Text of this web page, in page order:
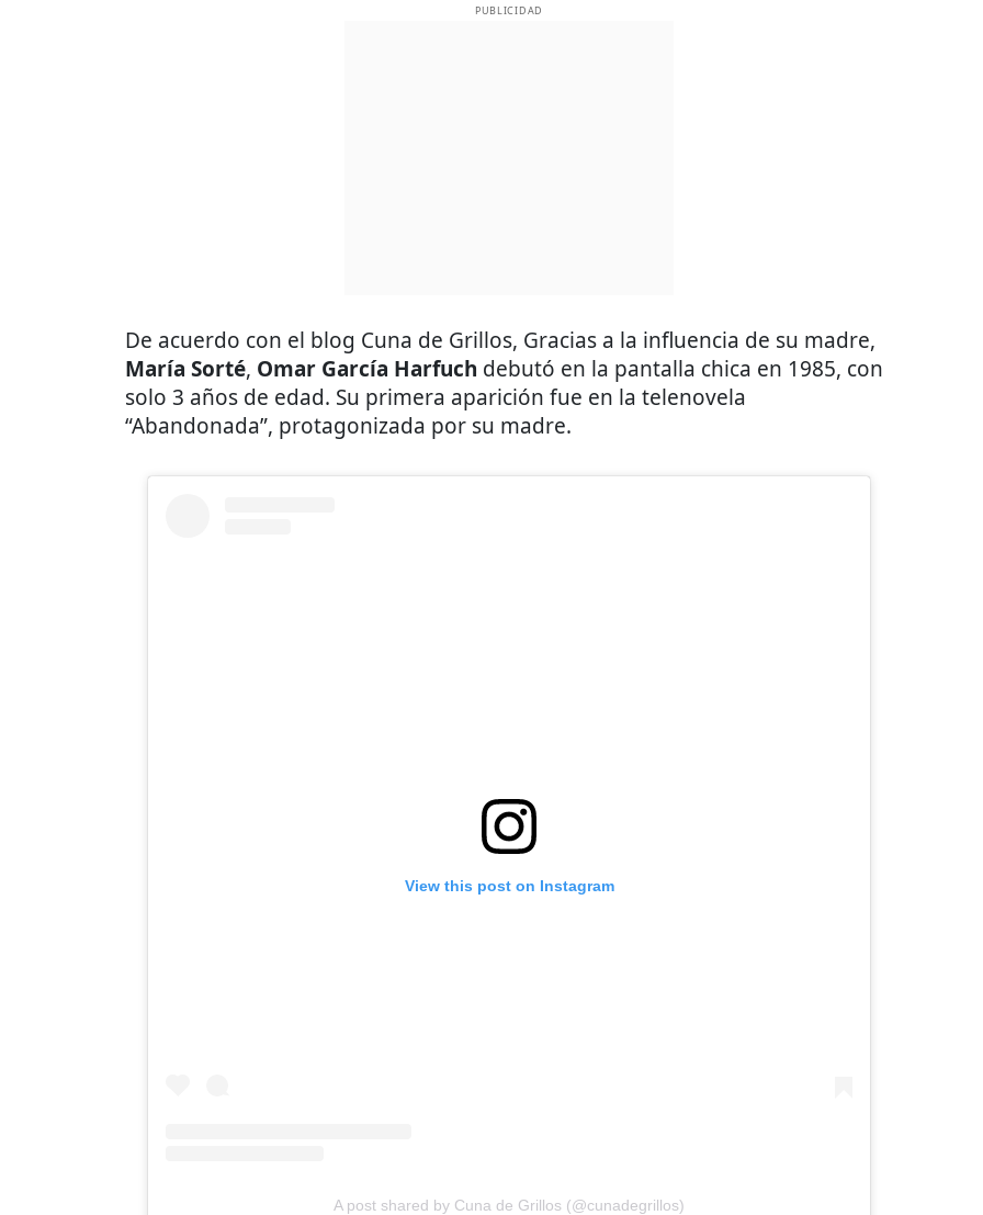
PUBLICIDAD
De acuerdo con el blog Cuna de Grillos, Gracias a la influencia de su madre,
María Sorté, Omar García Harfuch debutó en la pantalla chica en 1985, con
solo 3 años de edad. Su primera aparición fue en la telenovela
“Abandonada”, protagonizada por su madre.
View this post on Instagram
A post shared by Cuna de Grillos (@cunadegrillos)